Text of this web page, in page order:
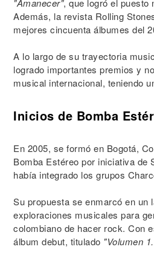
"Amanecer", que logró el puesto
Además, la revista Rolling
mejores cincuenta álbumes del
A lo largo de su trayectoria
logrado importantes premios y
musical internacional, teniendo
Inicios de Bomba
En 2005, se formó en Bogotá,
Bomba Estéreo por iniciativa de
había integrado los grupos
Su propuesta se enmarcó en un
exploraciones musicales para
colombiano de hacer rock. Con
álbum debut, titulado "Volumen